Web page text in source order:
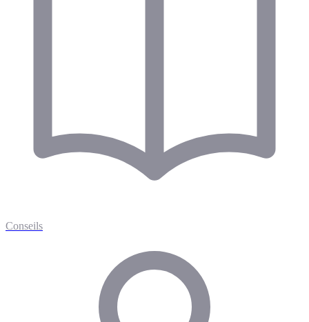
Conseils